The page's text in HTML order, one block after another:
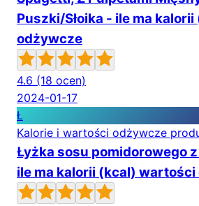
Puszki/Słoika - ile ma
odżywcze
4.6 (18 ocen)
2024-01-17
Ł
Kalorie i wartości odżywcze
Łyżka sosu pomidorowego
ile ma kalorii (kcal)